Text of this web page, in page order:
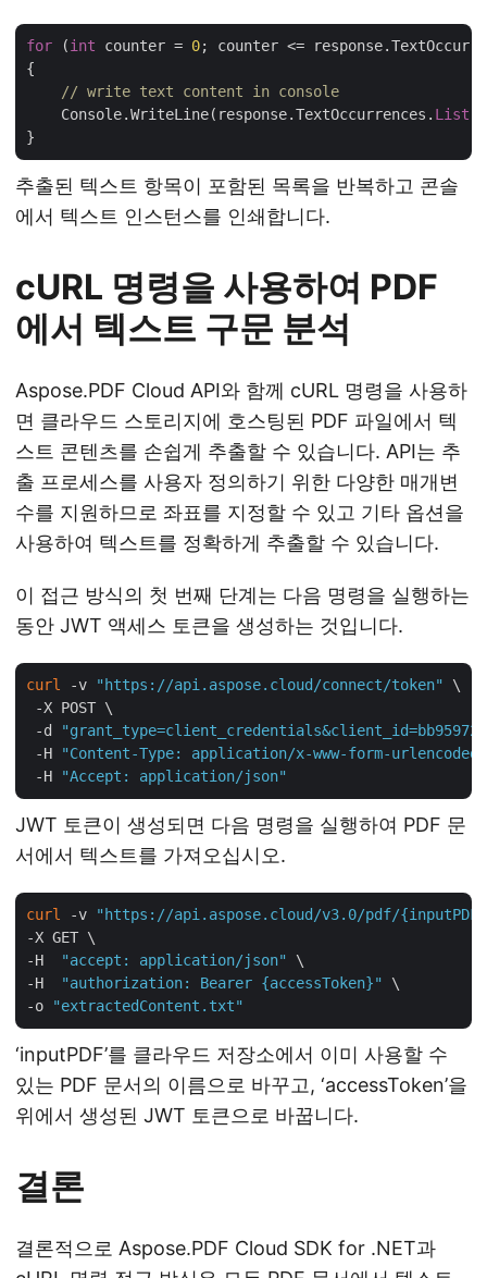
for (int counter = 0; counter <=
{
// write text content in console
    Console.WriteLine(response.TextOccurrences.
List
추출된 텍스트 항목이 포함된 목록을 반복하고 콘솔
에서 텍스트 인스턴스를 인쇄합니다.
cURL 명령을 사용하여 PDF
에서 텍스트 구문 분석
Aspose.PDF Cloud API와 함께 cURL 명령을 사용하
면 클라우드 스토리지에 호스팅된 PDF 파일에서 텍
스트 콘텐츠를 손쉽게 추출할 수 있습니다. API는 추
출 프로세스를 사용자 정의하기 위한 다양한 매개변
수를 지원하므로 좌표를 지정할 수 있고 기타 옵션을
사용하여 텍스트를 정확하게 추출할 수 있습니다.
이 접근 방식의 첫 번째 단계는 다음 명령을 실행하는
동안 JWT 액세스 토큰을 생성하는 것입니다.
curl -v "https://api.aspose.cloud/connect/token"
\
-X POST \
-d
"grant_type=client_credentials&client_id=bb959721-
-H
"Content-Type: application/x-www-form-urlencoded"
-H
"Accept: application/json"
JWT 토큰이 생성되면 다음 명령을 실행하여 PDF 문
서에서 텍스트를 가져오십시오.
curl -v
"https://api.aspose.cloud/v3.0/pdf/{inputPDF}/
-X GET \
-H
"accept: application/json"
\
-H
"authorization: Bearer {accessToken}"
\
-o
"extractedContent.txt"
‘inputPDF’를 클라우드 저장소에서 이미 사용할 수
있는 PDF 문서의 이름으로 바꾸고, ‘accessToken’을
위에서 생성된 JWT 토큰으로 바꿉니다.
결론
결론적으로 Aspose.PDF Cloud SDK for .NET과